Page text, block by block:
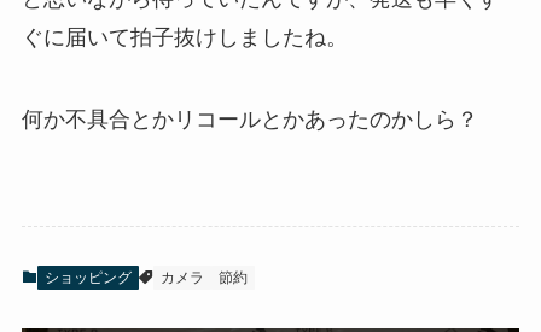
ぐに届いて拍子抜けしましたね。
何か不具合とかリコールとかあったのかしら？
ショッピング カメラ 節約